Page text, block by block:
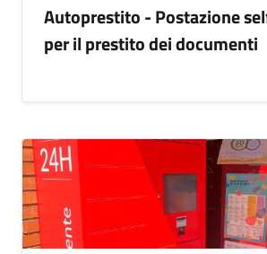
Autoprestito - Postazione
per il prestito dei documenti